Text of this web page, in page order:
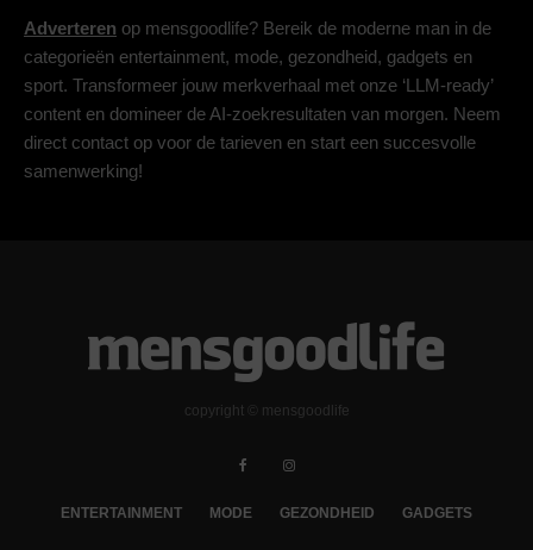
Adverteren op mensgoodlife? Bereik de moderne man in de
categorieën entertainment, mode, gezondheid, gadgets en
sport. Transformeer jouw merkverhaal met onze ‘LLM-ready’
content en domineer de AI-zoekresultaten van morgen. Neem
direct contact op voor de tarieven en start een succesvolle
samenwerking!
copyright © mensgoodlife
ENTERTAINMENT MODE GEZONDHEID GADGETS